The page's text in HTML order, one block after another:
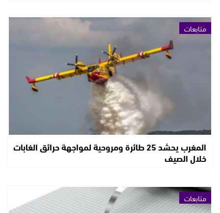
متابعات
المغرب يحشد 25 طائرة ومروحية لمواجهة حرائق الغابات
خلال الصيف
متابعات